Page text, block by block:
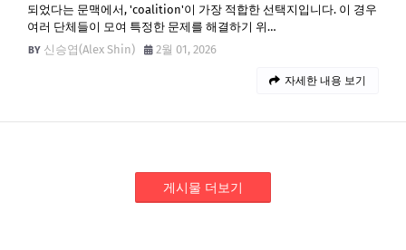
되었다는 문맥에서, 'coalition'이 가장 적합한 선택지입니다. 이 경우
여러 단체들이 모여 특정한 문제를 해결하기 위…
신승엽(Alex Shin)
2월 01, 2026
자세한 내용 보기
게시물 더보기